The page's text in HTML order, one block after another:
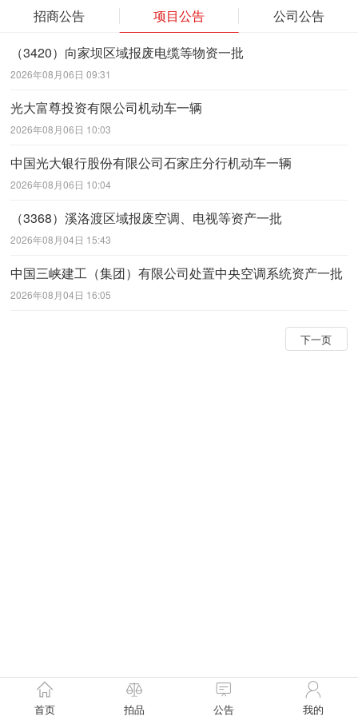
招商公告 项目公告
公司公告
（3420）向家坝区域报废电缆等物资一批
2026年08月06日 09:31
光大富尊投资有限公司机动车一辆
2026年08月06日 10:03
中国光大银行股份有限公司石家庄分行机动车一辆
2026年08月06日 10:04
（3368）溪洛渡区域报废空调、电视等资产一批
2026年08月04日 15:43
中国三峡建工（集团）有限公司处置中央空调系统资产一批
2026年08月04日 16:05
下一页
首页 拍品 公告 我的